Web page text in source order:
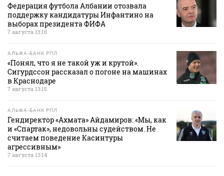
Федерация футбола Албании отозвала
поддержку кандидатуры Инфантино на
выборах президента ФИФА
7 августа 13:18
АЛЬФА-БАНК РПЛ
«Понял, что я не такой уж и крутой».
Сигурдссон рассказал о погоне на машинах
в Краснодаре
7 августа 13:15
АЛЬФА-БАНК РПЛ
Гендиректор «Ахмата» Айдамиров: «Мы, как
и «Спартак», недовольны судейством. Не
считаем поведение Касинтуры
агрессивным»
7 августа 13:14